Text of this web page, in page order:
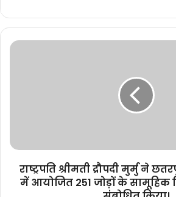
राष्ट्रपति
धाम
आयोजित
251
राष्ट्रपति श्रीमती द्रौपदी मुर्मु ने
में आयोजित 251 जोड़ों के सामूहिक